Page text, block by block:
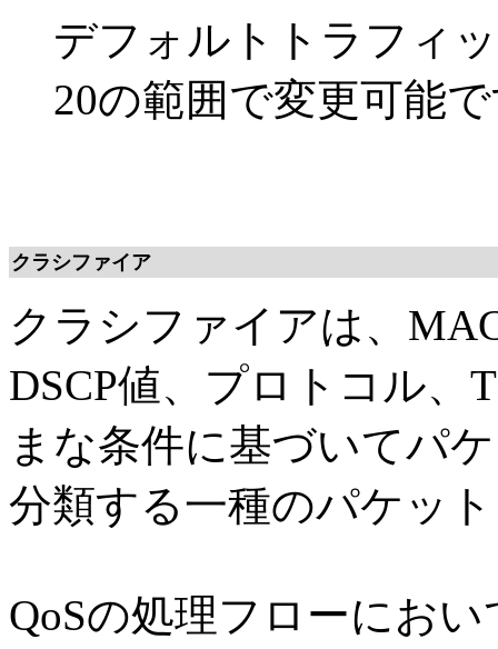
デフォルトトラフィ
20の範囲で変更可能
クラシファイア
クラシファイアは、
DSCP値、プロトコル、
まな条件に基づいてパ
分類する一種のパケッ
QoSの処理フローにお